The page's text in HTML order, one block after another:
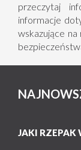
przeczytaj
informacje
wskazujące na
JAKI RZEPAK